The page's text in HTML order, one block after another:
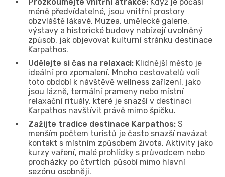
méně předvídatelné, jsou vnitřní prostory
obzvláště lákavé. Muzea, umělecké galerie,
výstavy a historické budovy nabízejí uvolněný
způsob, jak objevovat kulturní stránku destinace
Karpathos.
Udělejte si čas na relaxaci: Klidnější město je
ideální pro zpomalení. Mnoho cestovatelů volí
toto období k návštěvě wellness zařízení, jako
jsou lázně, termální prameny nebo místní
relaxační rituály, které je snazší v destinaci
Karpathos navštívit právě mimo špičku.
Zažijte tradice destinace Karpathos: S
menším počtem turistů je často snazší navázat
kontakt s místním způsobem života. Aktivity jako
kurzy vaření, malé prohlídky s průvodcem nebo
procházky po čtvrtích působí mimo hlavní
sezónu osobněji.